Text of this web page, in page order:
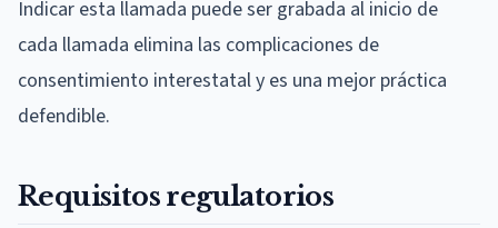
Indicar esta llamada puede ser grabada al inicio de
cada llamada elimina las complicaciones de
consentimiento interestatal y es una mejor práctica
defendible.
Requisitos regulatorios